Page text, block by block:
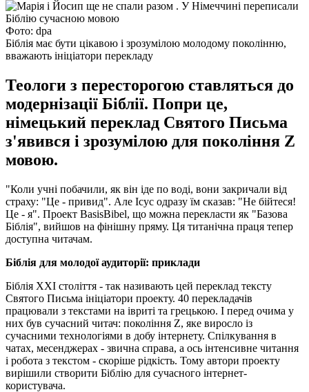
Фото: dpa
Біблія має бути цікавою і зрозумілою молодому поколінню,
вважають ініціатори перекладу
Теологи з пересторогою ставляться до
модернізації Біблії. Попри це,
німецький переклад Святого Письма
з'явився і зрозумілою для покоління Z
мовою.
"Коли учні побачили, як він іде по воді, вони закричали від
страху: "Це - привид". Але Ісус одразу їм сказав: "Не бійтеся!
Це - я". Проект BasisBibel, що можна перекласти як "Базова
Біблія", вийшов на фінішну пряму. Ця титанічна праця тепер
доступна читачам.
Біблія для молодої аудиторії: приклади
Біблія XXI століття - так називають цей переклад тексту
Святого Письма ініціатори проекту. 40 перекладачів
працювали з текстами на івриті та грецькою. І перед очима у
них був сучасний читач: покоління Z, яке виросло із
сучасними технологіями в добу інтернету. Спілкування в
чатах, месенджерах - звична справа, а ось інтенсивне читання
і робота з текстом - скоріше рідкість. Тому автори проекту
вирішили створити Біблію для сучасного інтернет-
користувача.